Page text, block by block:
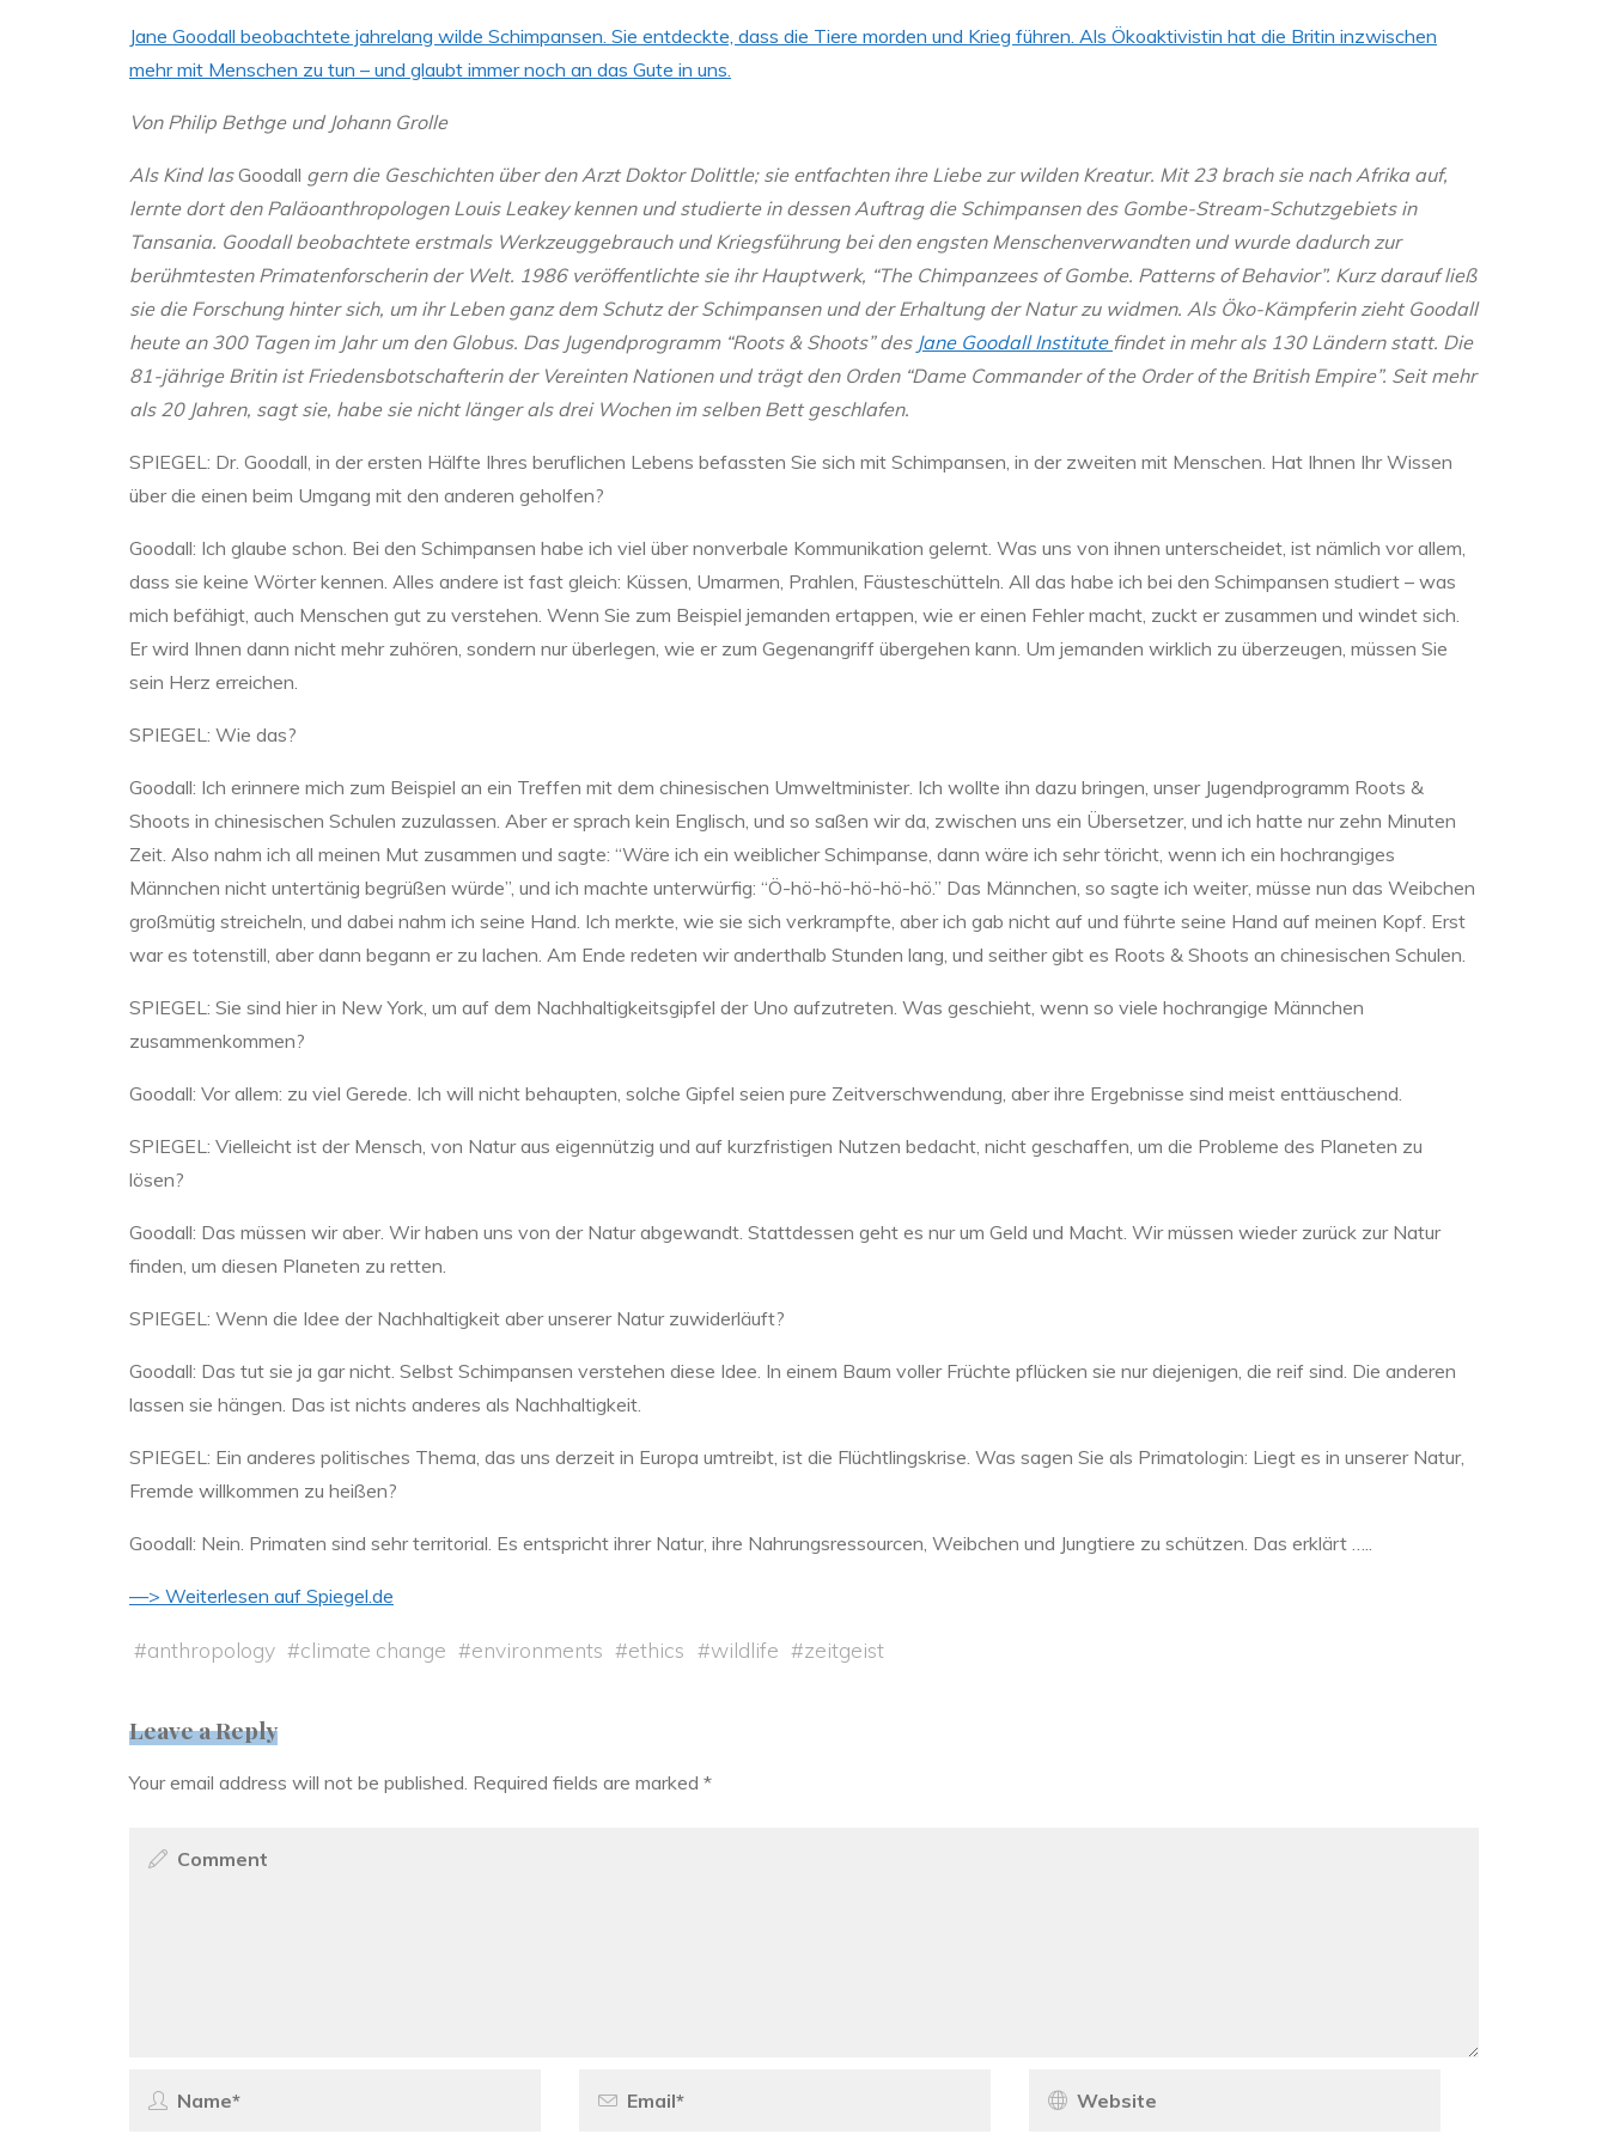
Jane Goodall beobachtete jahrelang wilde Schimpansen. Sie entdeckte, dass die Tiere morden und Krieg führen. Als Ökoaktivistin hat die Britin inzwischen
mehr mit Menschen zu tun – und glaubt immer noch an das Gute in uns.
Von Philip Bethge und Johann Grolle
Als Kind lasGoodall gern die Geschichten über den Arzt Doktor Dolittle; sie entfachten ihre Liebe zur wilden Kreatur. Mit 23 brach sie nach Afrika auf,
lernte dort den Paläoanthropologen Louis Leakey kennen und studierte in dessen Auftrag die Schimpansen des Gombe-Stream-Schutzgebiets in
Tansania. Goodall beobachtete erstmals Werkzeuggebrauch und Kriegsführung bei den engsten Menschenverwandten und wurde dadurch zur
berühmtesten Primatenforscherin der Welt. 1986 veröffentlichte sie ihr Hauptwerk, “The Chimpanzees of Gombe. Patterns of Behavior”. Kurz darauf ließ
sie die Forschung hinter sich, um ihr Leben ganz dem Schutz der Schimpansen und der Erhaltung der Natur zu widmen. Als Öko-Kämpferin zieht Goodall
heute an 300 Tagen im Jahr um den Globus. Das Jugendprogramm “Roots & Shoots” des Jane Goodall Institute findet in mehr als 130 Ländern statt. Die
81-jährige Britin ist Friedensbotschafterin der Vereinten Nationen und trägt den Orden “Dame Commander of the Order of the British Empire”. Seit mehr
als 20 Jahren, sagt sie, habe sie nicht länger als drei Wochen im selben Bett geschlafen.
SPIEGEL: Dr. Goodall, in der ersten Hälfte Ihres beruflichen Lebens befassten Sie sich mit Schimpansen, in der zweiten mit Menschen. Hat Ihnen Ihr Wissen
über die einen beim Umgang mit den anderen geholfen?
Goodall: Ich glaube schon. Bei den Schimpansen habe ich viel über nonverbale Kommunikation gelernt. Was uns von ihnen unterscheidet, ist nämlich vor allem,
dass sie keine Wörter kennen. Alles andere ist fast gleich: Küssen, Umarmen, Prahlen, Fäusteschütteln. All das habe ich bei den Schimpansen studiert – was
mich befähigt, auch Menschen gut zu verstehen. Wenn Sie zum Beispiel jemanden ertappen, wie er einen Fehler macht, zuckt er zusammen und windet sich.
Er wird Ihnen dann nicht mehr zuhören, sondern nur überlegen, wie er zum Gegenangriff übergehen kann. Um jemanden wirklich zu überzeugen, müssen Sie
sein Herz erreichen.
SPIEGEL: Wie das?
Goodall: Ich erinnere mich zum Beispiel an ein Treffen mit dem chinesischen Umweltminister. Ich wollte ihn dazu bringen, unser Jugendprogramm Roots &
Shoots in chinesischen Schulen zuzulassen. Aber er sprach kein Englisch, und so saßen wir da, zwischen uns ein Übersetzer, und ich hatte nur zehn Minuten
Zeit. Also nahm ich all meinen Mut zusammen und sagte: “Wäre ich ein weiblicher Schimpanse, dann wäre ich sehr töricht, wenn ich ein hochrangiges
Männchen nicht untertänig begrüßen würde”, und ich machte unterwürfig: “Ö-hö-hö-hö-hö-hö.” Das Männchen, so sagte ich weiter, müsse nun das Weibchen
großmütig streicheln, und dabei nahm ich seine Hand. Ich merkte, wie sie sich verkrampfte, aber ich gab nicht auf und führte seine Hand auf meinen Kopf. Erst
war es totenstill, aber dann begann er zu lachen. Am Ende redeten wir anderthalb Stunden lang, und seither gibt es Roots & Shoots an chinesischen Schulen.
SPIEGEL: Sie sind hier in New York, um auf dem Nachhaltigkeitsgipfel der Uno aufzutreten. Was geschieht, wenn so viele hochrangige Männchen
zusammenkommen?
Goodall: Vor allem: zu viel Gerede. Ich will nicht behaupten, solche Gipfel seien pure Zeitverschwendung, aber ihre Ergebnisse sind meist enttäuschend.
SPIEGEL: Vielleicht ist der Mensch, von Natur aus eigennützig und auf kurzfristigen Nutzen bedacht, nicht geschaffen, um die Probleme des Planeten zu
lösen?
Goodall: Das müssen wir aber. Wir haben uns von der Natur abgewandt. Stattdessen geht es nur um Geld und Macht. Wir müssen wieder zurück zur Natur
finden, um diesen Planeten zu retten.
SPIEGEL: Wenn die Idee der Nachhaltigkeit aber unserer Natur zuwiderläuft?
Goodall: Das tut sie ja gar nicht. Selbst Schimpansen verstehen diese Idee. In einem Baum voller Früchte pflücken sie nur diejenigen, die reif sind. Die anderen
lassen sie hängen. Das ist nichts anderes als Nachhaltigkeit.
SPIEGEL: Ein anderes politisches Thema, das uns derzeit in Europa umtreibt, ist die Flüchtlingskrise. Was sagen Sie als Primatologin: Liegt es in unserer Natur,
Fremde willkommen zu heißen?
Goodall: Nein. Primaten sind sehr territorial. Es entspricht ihrer Natur, ihre Nahrungsressourcen, Weibchen und Jungtiere zu schützen. Das erklärt …..
—> Weiterlesen auf Spiegel.de
#anthropology #climate change #environments #ethics #wildlife #zeitgeist
Leave a Reply
Your email address will not be published. Required fields are marked *